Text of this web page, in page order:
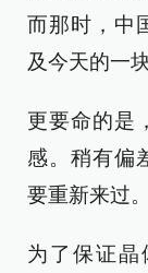
而那时，中
及今天的一
更要命的是
感。稍有偏
要重新来过。
为了保证晶